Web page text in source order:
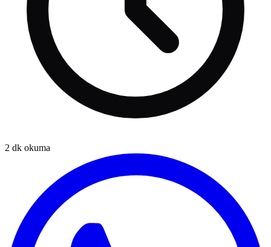
2 dk okuma